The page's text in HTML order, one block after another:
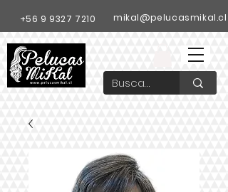
+56 9 9327 7210 mikal@pelucasmikal.cl